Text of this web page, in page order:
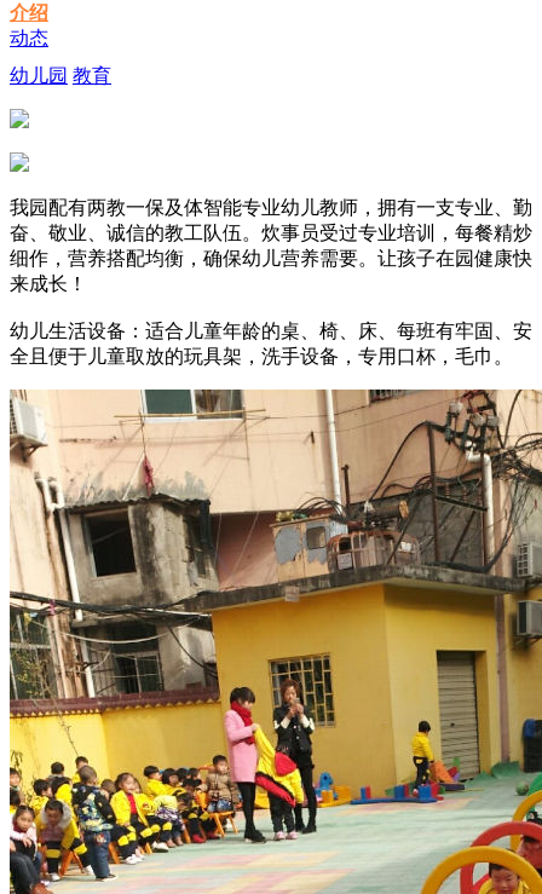
介绍
动态
幼儿园 教育
我园配有两教一保及体智能专业幼儿教师，拥有一支专业、勤
奋、敬业、诚信的教工队伍。炊事员受过专业培训，每餐精炒
细作，营养搭配均衡，确保幼儿营养需要。让孩子在园健康快
来成长！
幼儿生活设备：适合儿童年龄的桌、椅、床、每班有牢固、安
全且便于儿童取放的玩具架，洗手设备，专用口杯，毛巾。